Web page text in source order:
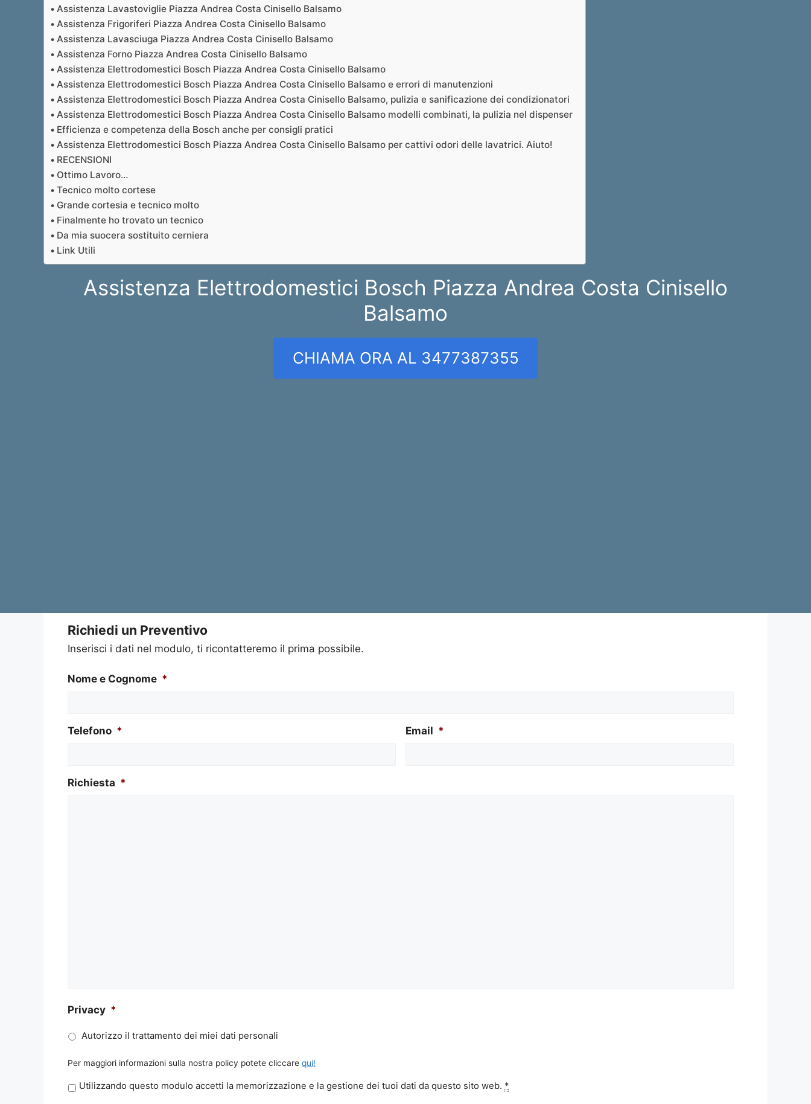
Assistenza Lavastoviglie Piazza Andrea Costa Cinisello Balsamo
Assistenza Frigoriferi Piazza Andrea Costa Cinisello Balsamo
Assistenza Lavasciuga Piazza Andrea Costa Cinisello Balsamo
Assistenza Forno Piazza Andrea Costa Cinisello Balsamo
Assistenza Elettrodomestici Bosch Piazza Andrea Costa Cinisello Balsamo
Assistenza Elettrodomestici Bosch Piazza Andrea Costa Cinisello Balsamo e errori di manutenzioni
Assistenza Elettrodomestici Bosch Piazza Andrea Costa Cinisello Balsamo, pulizia e sanificazione dei condizionatori
Assistenza Elettrodomestici Bosch Piazza Andrea Costa Cinisello Balsamo modelli combinati, la pulizia nel dispenser
Efficienza e competenza della Bosch anche per consigli pratici
Assistenza Elettrodomestici Bosch Piazza Andrea Costa Cinisello Balsamo per cattivi odori delle lavatrici. Aiuto!
RECENSIONI
Ottimo Lavoro…
Tecnico molto cortese
Grande cortesia e tecnico molto
Finalmente ho trovato un tecnico
Da mia suocera sostituito cerniera
Link Utili
Assistenza Elettrodomestici Bosch Piazza Andrea Costa Cinisello
Balsamo
CHIAMA ORA AL 3477387355
Richiedi un Preventivo
Inserisci i dati nel modulo, ti ricontatteremo il prima possibile.
Nome e Cognome *
Telefono * Email *
Richiesta *
Privacy *
Autorizzo il trattamento dei miei dati personali
Per maggiori informazioni sulla nostra policy potete cliccare qui!
P Utilizzando questo modulo accetti la memorizzazione e la gestione dei tuoi dati da questo sito web. *